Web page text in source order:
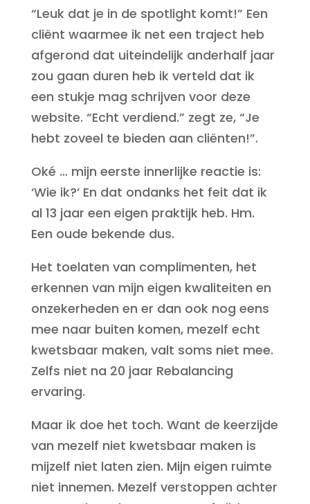
“Leuk dat je in de spotlight komt!” Een
cliënt waarmee ik net een traject heb
afgerond dat uiteindelijk anderhalf jaar
zou gaan duren heb ik verteld dat ik
een stukje mag schrijven voor deze
website. “Echt verdiend.” zegt ze, “Je
hebt zoveel te bieden aan cliënten!”.
Oké … mijn eerste innerlijke reactie is:
‘Wie ik?’ En dat ondanks het feit dat ik
al 13 jaar een eigen praktijk heb. Hm.
Een oude bekende dus.
Het toelaten van complimenten, het
erkennen van mijn eigen kwaliteiten en
onzekerheden en er dan ook nog eens
mee naar buiten komen, mezelf echt
kwetsbaar maken, valt soms niet mee.
Zelfs niet na 20 jaar Rebalancing
ervaring.
Maar ik doe het toch. Want de keerzijde
van mezelf niet kwetsbaar maken is
mijzelf niet laten zien. Mijn eigen ruimte
niet innemen. Mezelf verstoppen achter